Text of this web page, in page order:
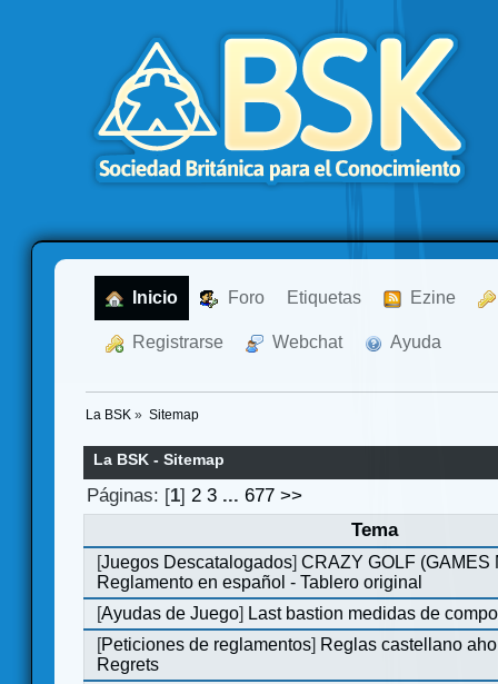
Inicio Foro Etiquetas Ezine
Registrarse Webchat Ayuda
La BSK » Sitemap
La BSK - Sitemap
Páginas: [1]2 3 ...677 >>
Tema
[Juegos Descatalogados]CRAZY GOLF (GAMES
Reglamento en español - Tablero original
[Ayudas de Juego] Last bastion medidas de
[Peticiones de reglamentos] Reglas castellano
Regrets